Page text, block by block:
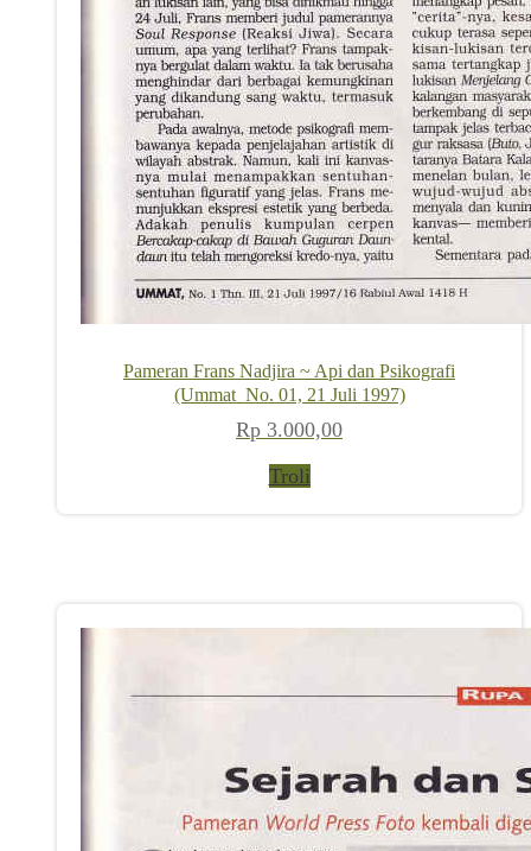
Pameran Frans Nadjira ~ Api dan Psikografi
(Ummat_No. 01, 21 Juli 1997)
Rp 3.000,00
Troli